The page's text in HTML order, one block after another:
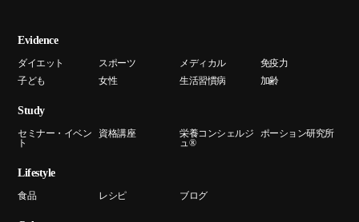
Evidence
ダイエット スポーツ メディカル
免疫力
子ども
女性 生活習慣病 加齢
Study
セミナー・イベン
ト
資格講座
栄養コンシェルジ
ュ®
ポーション研究所
Lifestyle
食品 レシピ ブログ